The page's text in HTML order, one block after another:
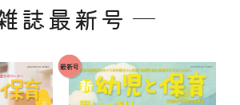
誌最新号
最新号